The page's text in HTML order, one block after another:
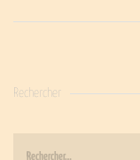
Rechercher